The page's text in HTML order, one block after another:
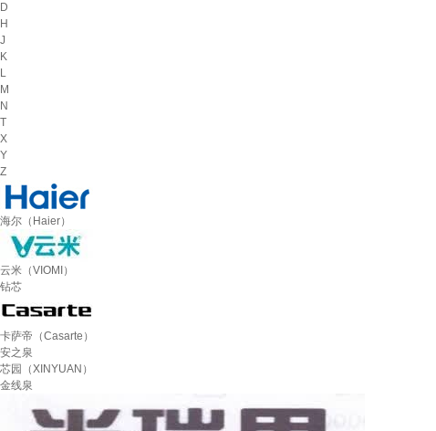
D
H
J
K
L
M
N
T
X
Y
Z
海尔（Haier）
云米（VIOMI）
钻芯
卡萨帝（Casarte）
安之泉
芯园（XINYUAN）
金线泉